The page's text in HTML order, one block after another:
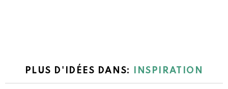
PLUS D'IDÉES DANS: INSPIRATION